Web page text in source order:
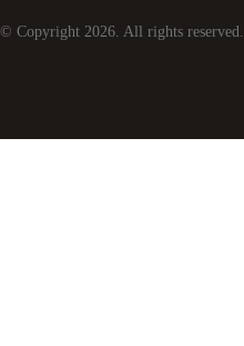
© Copyright 2026. All rights reserved.